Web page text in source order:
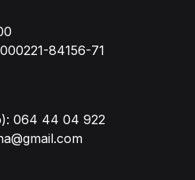
84156-71
064 44 04 922